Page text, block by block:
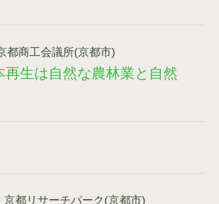
都商工会議所(京都市)
生は自然な農林業と自然
京都リサーチパーク(京都市)